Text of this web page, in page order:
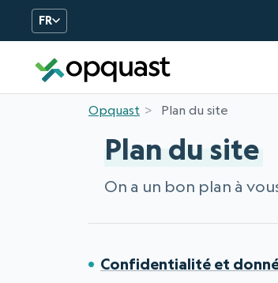
FR
Opquast Plan du site
Plan du site
On a un bon plan à
Confidentialité et